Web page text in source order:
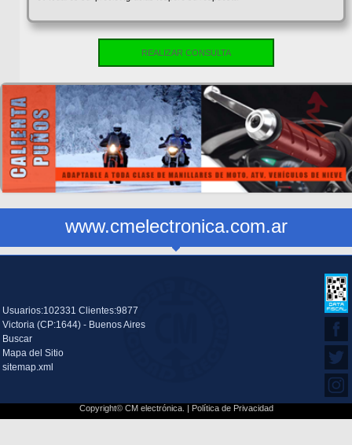
REALIZAR CONSULTA
www.cmelectronica.com.ar
Usuarios:102331 Clientes:9877
Victoria (CP:1644) - Buenos Aires
Buscar
Mapa del Sitio
sitemap.xml
Copyright© CM electrónica. | Política de Privacidad